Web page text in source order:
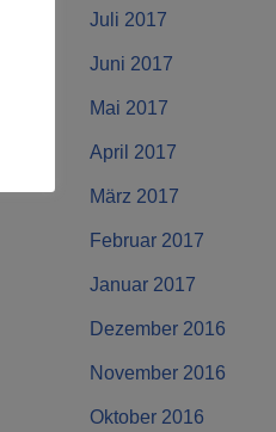
Juli 2017
Juni 2017
Mai 2017
April 2017
März 2017
Februar 2017
Januar 2017
Dezember 2016
November 2016
Oktober 2016